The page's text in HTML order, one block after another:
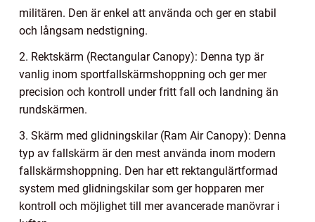
militären. Den är enkel att använda och ger en stabil
och långsam nedstigning.
2. Rektskärm (Rectangular Canopy): Denna typ är
vanlig inom sportfallskärmshoppning och ger mer
precision och kontroll under fritt fall och landning än
rundskärmen.
3. Skärm med glidningskilar (Ram Air Canopy): Denna
typ av fallskärm är den mest använda inom modern
fallskärmshoppning. Den har ett rektangulärtformad
system med glidningskilar som ger hopparen mer
kontroll och möjlighet till mer avancerade manövrar i